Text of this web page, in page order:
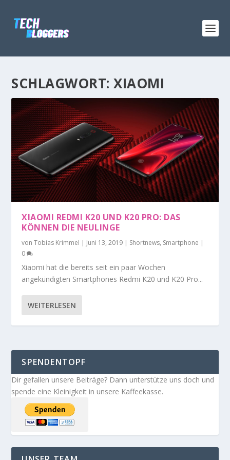
SCHLAGWORT:XIAOMI
XIAOMI REDMI K20 UND K20 PRO: DAS
KÖNNEN DIE NEULINGE
vonTobias Krimmel | Juni 13, 2019 | Shortnews, Smartphone |
0
Xiaomi hat die bereits seit ein paar Wochen
angekündigten Smartphones Redmi K20 und K20 Pro...
WEITERLESEN
SPENDENTOPF
Dir gefallen unsere Beiträge? Dann unterstütze uns doch und
spende eine Kleinigkeit in unsere Kaffeekasse.